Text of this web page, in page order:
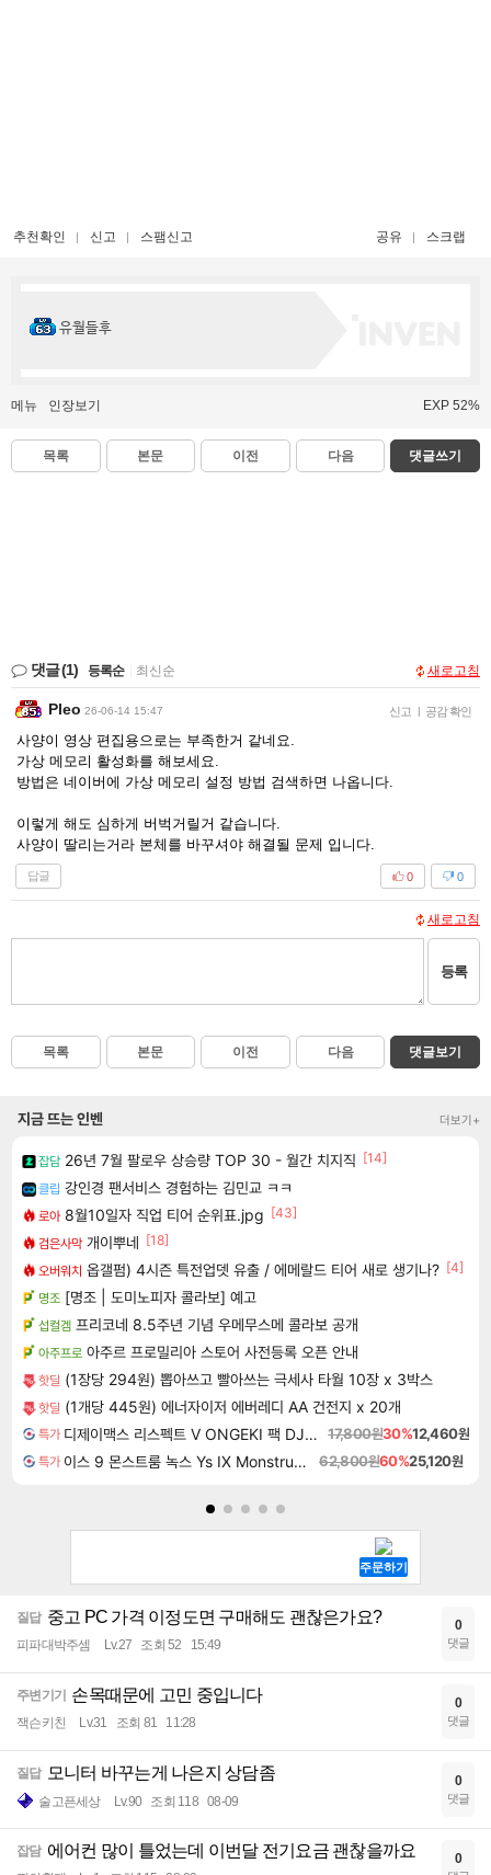
추천확인 신고 스팸신고 공유 스크랩
유월들후
메뉴 인장보기 EXP 52%
목록 본문 이전 다음 댓글쓰기
댓글(1) 등록순 최신순 새로고침
Pleo 26-06-14 15:47 신고 공감 확인
사양이 영상 편집용으로는 부족한거 같네요.
가상 메모리 활성화를 해보세요.
방법은 네이버에 가상 메모리 설정 방법 검색하면 나옵니다.
이렇게 해도 심하게 버벅거릴거 같습니다.
사양이 딸리는거라 본체를 바꾸셔야 해결될 문제 입니다.
답글 0
0
새로고침
등록
목록 본문 이전 다음 댓글보기
지금 뜨는 인벤 더보기+
잡담 26년 7월 팔로우 상승량 TOP 30 - 월간 치지직 [14]
클립 강인경 팬서비스 경험하는 김민교 ㅋㅋ
로아 8월10일자 직업 티어 순위표.jpg [43]
검은사막 개이뿌네
[18]
오버워치 옵갤펌) 4시즌 특전업뎃 유출 / 에메랄드 티어 새로 생기나? [4]
명조 [명조 | 도미노피자 콜라보] 예고
섭컬겜 프리코네 8.5주년 기념 우메무스메 콜라보 공개
아주프로 아주르 프로밀리아 스토어 사전등록 오픈 안내
핫딜 (1장당 294원) 뽑아쓰고 빨아쓰는 극세사 타월 10장 x 3박스
핫딜 (1개당 445원) 에너자이저 에버레디 AA 건전지 x 20개
특가 디제이맥스 리스펙트 V ONGEKI 팩 DJMAX RESPECT V ONGEKI Pack DLC 17,800원30%12,460원
특가 이스 9 몬스트룸 녹스 Ys IX Monstrum Nox 62,800원60%25,120원
질답 중고 PC 가격 이정도면 구매해도 괜찮은가요?
피파대박주셈 Lv.27 조회 52 15:49
0
댓글
주변기기 손목때문에 고민 중입니다
잭슨키친 Lv.31 조회 81 11:28
0
댓글
질답 모니터 바꾸는게 나은지 상담좀
술고픈세상 Lv.90 조회 118 08-09
0
댓글
잡담 에어컨 많이 틀었는데 이번달 전기요금 괜찮을까요 0